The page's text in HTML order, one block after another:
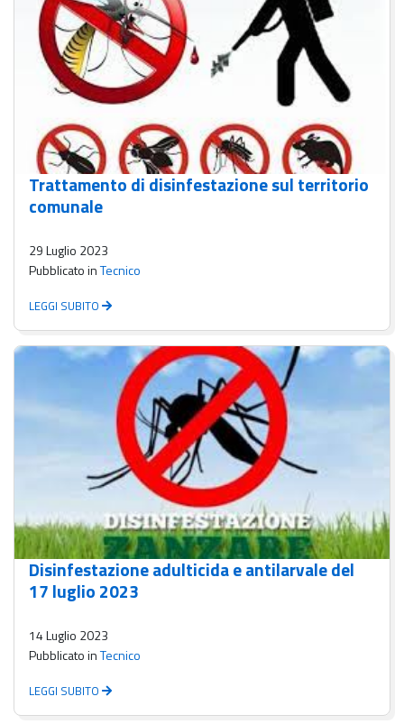
Trattamento di disinfestazione sul territorio
comunale
29 Luglio 2023
Pubblicato inTecnico
LEGGI SUBITO
Disinfestazione adulticida e antilarvale del
17 luglio 2023
14 Luglio 2023
Pubblicato inTecnico
LEGGI SUBITO